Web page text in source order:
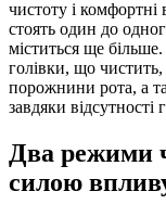
чистоту і
стоять один до
міститься ще
голівки, що
порожнини рота, а
завдяки відсутності
Два режими
силою